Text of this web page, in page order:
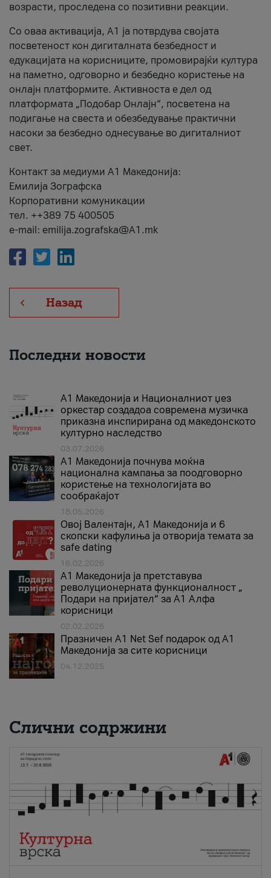
возрасти, проследена со позитивни реакции.
Со оваа активација, А1 ја потврдува својата
посветеност кон дигиталната безбедност и
едукацијата на корисниците, промовирајќи култура
на паметно, одговорно и безбедно користење на
онлајн платформите. Активноста е дел од
платформата „Подобар Онлајн“, посветена на
подигање на свеста и обезбедување практични
насоки за безбедно однесување во дигиталниот
свет.
Контакт за медиуми А1 Македонија:
Емилија Зографска
Корпоративни комуникации
тел. ++389 75 400505
e-mail: emilija.zografska@A1.mk
Назад
Последни новости
А1 Македонија и Националниот џез
оркестар создадоа современа музичка
приказна инспирирана од македонското
културно наследство
03.07.2026
A1 Македонија почнува моќна
национална кампања за поодговорно
користење на технологијата во
сообраќајот
18.05.2026
Овој Валентајн, A1 Македонија и 6
скопски кафулиња ја отворија темата за
safe dating
16.02.2026
А1 Македонија ја претставува
револуционерната функционалност „
Подари на пријател“ за А1 Алфа
корисници
02.02.2026
Празничен A1 Net Sеf подарок од А1
Македонија за сите корисници
04.12.2025
Слични содржини